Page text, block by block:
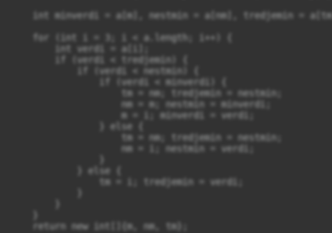
int minverdi = a[m], nestmin = a[nm], tredjemin =
    for (int i = 3; i < a.length; i++) {
        int verdi = a[i];
        if (verdi < tredjemin) {
            if (verdi < nestmin) {
                if (verdi < minverdi) {
                    tm = nm; tredjemin = nestmin;
                    nm = m; nestmin = minverdi;
                    m = i; minverdi = verdi;
                } else {
                    tm = nm; tredjemin = nestmin;
                    nm = i; nestmin = verdi;
            } else {
                tm = i; tredjemin = verdi;
    return new int[]{m, nm, tm};